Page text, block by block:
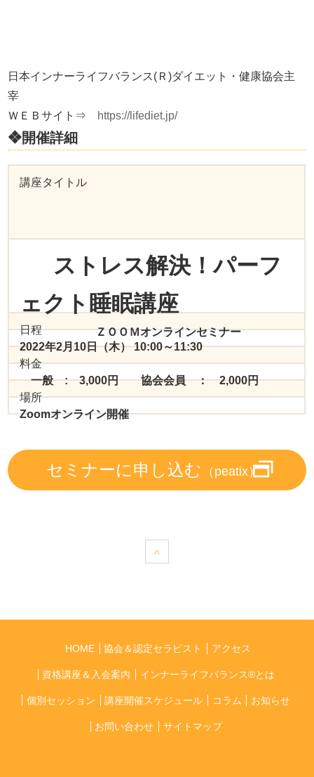
日本インナーライフバランス(Ｒ)ダイエット・健康協会主
宰
ＷＥＢサイト⇒
https://lifediet.jp/
❖開催詳細
講座タイトル
ストレス解決！パーフ
ェクト睡眠講座
ＺＯＯＭオンラインセミナー
日程
2022年2月10日（木） 10:00～11:30
料金
一般 : 3,000円 協会会員 ： 2,000円
場所
Zoomオンライン開催
セミナーに申し込む （peatix）
HOME 協会＆認定セラピスト アクセス
資格講座＆入会案内 インナーライフバランス®とは
個別セッション 講座開催スケジュール コラム お知らせ
お問い合わせ サイトマップ